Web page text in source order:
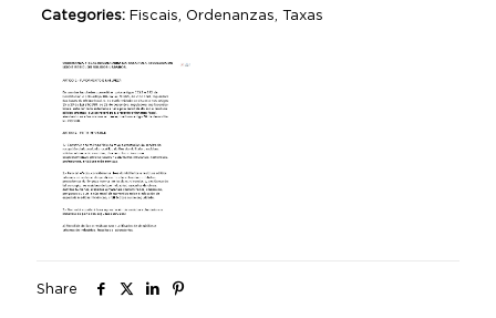
Categories: Fiscais, Ordenanzas, Taxas
Share